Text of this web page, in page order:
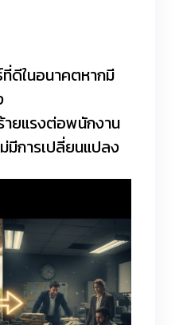
ดีในอนาคตหากมี
ายแรงต่อพนักงาน
มีการเปลี่ยนแปลง